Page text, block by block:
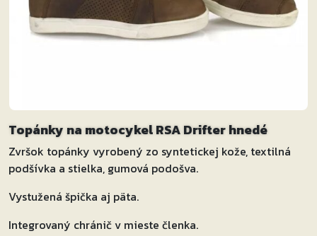
Topánky na motocykel RSA Drifter hnedé
Zvršok topánky vyrobený zo syntetickej kože, textilná
podšívka a stielka, gumová podošva.
Vystužená špička aj päta.
Integrovaný chránič v mieste členka.